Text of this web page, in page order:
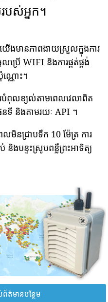
បស់អ្នក។
ងមានភាពងាយស្រួលក្នុងការ
ប្រើ WIFI និងការផ្គត់ផ្គង់
ណ្ណោះ។
បំពុលខ្យល់តាមពេលវេលាពិត
នទី និងតាមរយៈ API ។
លមិនជ្រាបទឹក 10 ម៉ែត្រ ការ
ងបន្ទះស្រូបពន្លឺព្រះអាទិត្យ
ត៌មានបន្ថែម